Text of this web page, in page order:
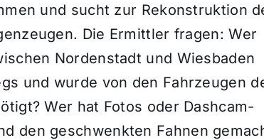
und sucht zur Rekonstruktion
Die Ermittler fragen: Wer
Nordenstadt und Wiesbaden
und wurde von den Fahrzeugen
Wer hat Fotos oder Dashcam-
den geschwenkten Fahnen